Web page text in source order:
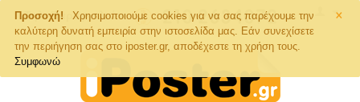
×
Προσοχή!
Χρησιμοποιούμε cookies για να σας παρέχουμε την
καλύτερη δυνατή εμπειρία στην ιστοσελίδα μας. Εάν συνεχίσετε
την περιήγηση σας στο iposter.gr, αποδέχεστε τη χρήση τους.
Συμφωνώ
Τηλ. Παραγγελιών